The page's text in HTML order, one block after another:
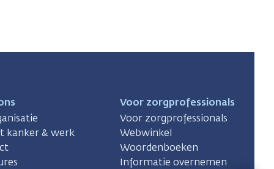
kanker & werk
Voor zorgprofessionals
Voor zorgprofessionals
Webwinkel
Woordenboeken
Informatie overnemen